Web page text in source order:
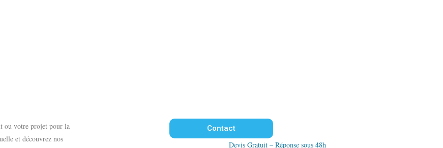
ou votre projet pour la
et découvrez nos
Contact
Devis Gratuit – Réponse sous 48h